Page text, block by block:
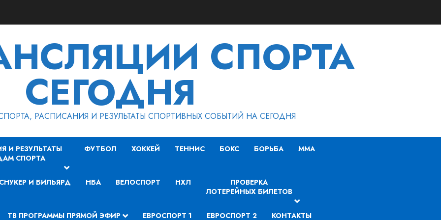
СПОРТА
СЕГОДНЯ
РАСПИСАНИЯ И РЕЗУЛЬТАТЫ СПОРТИВНЫХ СОБЫТИЙ НА СЕГОДНЯ
И РЕЗУЛЬТАТЫ
СПОРТА
ФУТБОЛ ХОККЕЙ ТЕННИС БОКС БОРЬБА MMA
СНУКЕР И БИЛЬЯРД НБА ВЕЛОСПОРТ НХЛ
ПРОВЕРКА
ЛОТЕРЕЙНЫХ БИЛЕТОВ
ТВ ПРОГРАММЫ ПРЯМОЙ ЭФИР ЕВРОСПОРТ 1 ЕВРОСПОРТ 2 КОНТАКТЫ